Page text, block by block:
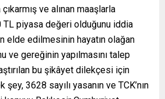
ve alınan maaşlarla
piyasa değeri olduğunu iddia
elde edilmesinin hayatın olağan
ve gereğinin yapılmasını talep
bu şikâyet dilekçesi için
3628 sayılı yasanın ve TCK’nın